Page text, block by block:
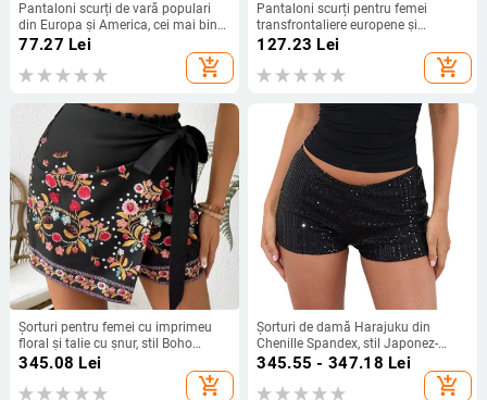
Pantaloni scurți de vară populari
din Europa și America, cei mai bine
vânduți de la Amazon Independent
culottes transfrontaliere
77.27 Lei
add_shopping_cart
Pantaloni scurți pentru femei
transfrontaliere europene și
americane 2025, vară nouă, stil
nou, pantaloni cu cinci puncte,
culoare pură, pantaloni casual,
127.23 Lei
add_shopping_cart
Șorturi pentru femei cu imprimeu
floral și talie cu șnur, stil Boho
Harajuku, țesătură chenille cu
345.08 Lei
add_shopping_cart
Șorturi de damă Harajuku din
Chenille Spandex, stil Japonez-
Coreean casual, primăvara 2025
345.55 - 347.18 Lei
add_shopping_cart